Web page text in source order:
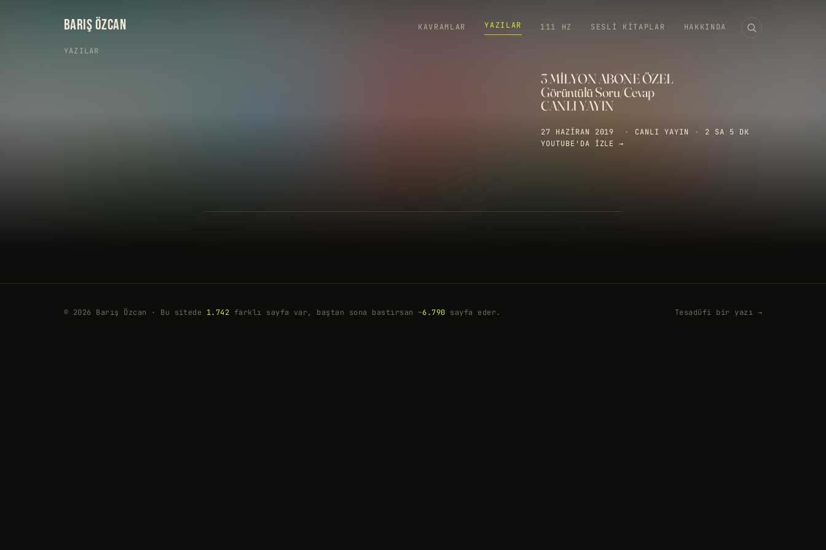
BARIŞ ÖZCAN KAVRAMLAR YAZILAR 111 HZ SESLI KITAPLAR HAKKINDA
YAZILAR
3 MİLYON ABONE ÖZEL
Görüntülü Soru/Cevap
CANLI YAYIN
27 HAZIRAN 2019 · CANLI YAYIN ·
2 SA 5 DK
YOUTUBE'DA IZLE →
© 2026 Barış Özcan · Bu sitede 1.742 farklı sayfa var, baştan sona bastırsan ~6.790 sayfa eder. Tesadüfi bir yazı →